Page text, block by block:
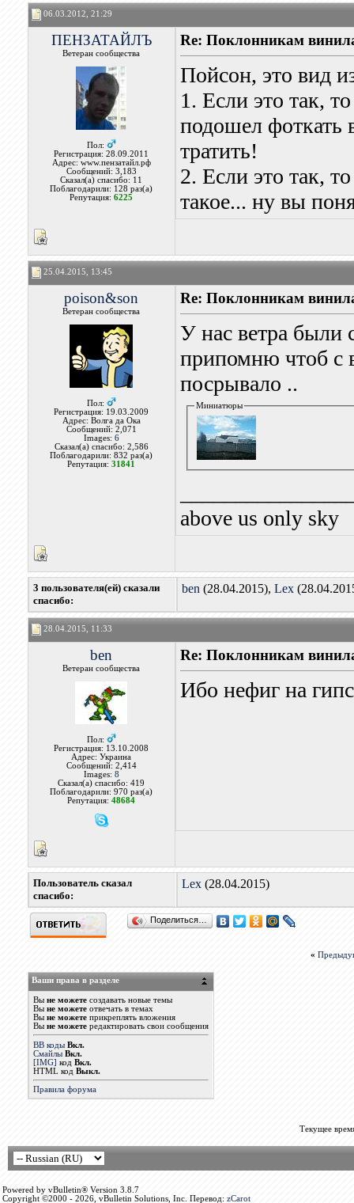
06.03.2012, 21:29
ПЕНЗАТАЙЛЪ
Ветеран сообщества
Пол:
Регистрация: 28.09.2011
Адрес: www.пензатайл.рф
Сообщений: 3,183
Сказал(а) спасибо: 11
Поблагодарили: 128 раз(а)
Репутация:6225
Re: Поклонникам
Пойсон, это вид
1. Если это так,
подошел фоткать
тратить!
2. Если это так,
такое... ну вы
25.04.2015, 13:45
poison&son
Ветеран сообщества
Пол:
Регистрация: 19.03.2009
Адрес: Волга да Ока
Сообщений: 2,071
Images: 6
Сказал(а) спасибо: 2,586
Поблагодарили: 832 раз(а)
Репутация:31841
Re: Поклонникам
У нас ветра были
припомню чтоб с
посрывало ..
Миниатюры
above us only sky
3 пользователя(ей) сказали
cпасибо:
ben (28.04.2015), Lex
28.04.2015, 11:33
ben
Ветеран сообщества
Пол:
Регистрация: 13.10.2008
Адрес: Украина
Сообщений: 2,414
Images: 8
Сказал(а) спасибо: 419
Поблагодарили: 970 раз(а)
Репутация:48684
Re: Поклонникам
Ибо нефиг на
Пользователь сказал
cпасибо:
Lex(28.04.2015)
Поделиться…
«
Ваши права в разделе
Вы не можетесоздавать новые темы
Вы не можетеотвечать в темах
Вы не можетеприкреплять вложения
Вы не можетередактировать свои сообщения
BB коды Вкл.
Смайлы Вкл.
[IMG] код Вкл.
HTML код Выкл.
Правила форума
Текущее
Powered by vBulletin® Version 3.8.7
Copyright ©2000 - 2026, vBulletin Solutions, Inc. Перевод: zCarot